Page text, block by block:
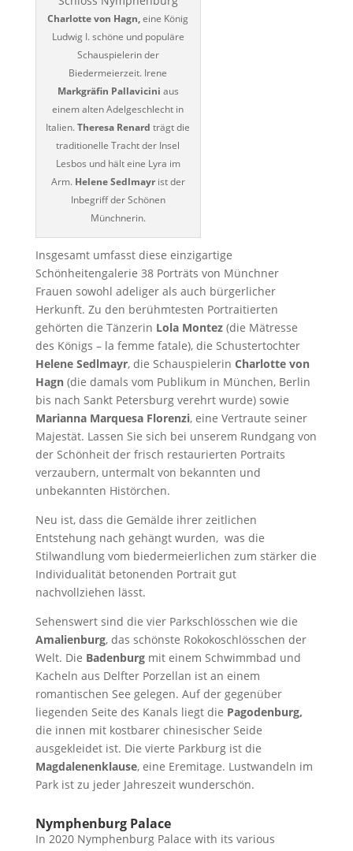
Charlotte von Hagn,eine König
Ludwig I. schöne und populäre
Schauspielerin der
Biedermeierzeit. Irene
Markgräfin Pallavicini aus
einem alten Adelgeschlecht in
Italien.Theresa Renard trägt die
traditionelle Tracht der Insel
Lesbos und hält eine Lyra im
Arm. Helene Sedlmayr ist der
Inbegriff der Schönen
Münchnerin.
Insgesamt umfasst diese einzigartige
Schönheitengalerie 38 Porträts von Münchner
Frauen sowohl adeliger als auch bürgerlicher
Herkunft. Zu den berühmtesten Portraitierten
gehörten die Tänzerin Lola Montez(die Mätresse
des Königs – la femme fatale), die Schustertochter
Helene Sedlmayr, die Schauspielerin Charlotte von
Hagn(die damals vom Publikum in München, Berlin
bis nach Sankt Petersburg verehrt wurde) sowie
Marianna Marquesa Florenzi, eine Vertraute seiner
Majestät. Lassen Sie sich bei unserem Rundgang von
der Schönheit der frisch restaurierten Portraits
verzaubern, untermalt von bekannten und
unbekannten Histörchen.
Neu ist, dass die Gemälde ihrer zeitlichen
Entstehung nach gehängt wurden, was die
Stilwandlung vom biedermeierlichen zum stärker die
Individualität betonenden Portrait gut
nachvollziehen lässt.
Sehenswert sind die vier Parkschlösschen wie die
Amalienburg, das schönste Rokokoschlösschen der
Welt. Die Badenburgmit einem Schwimmbad und
Kacheln aus Delfter Porzellan ist an einem
romantischen See gelegen. Auf der gegenüber
liegenden Seite des Kanals liegt die Pagodenburg,
die innen mit kostbarer chinesischer Seide
ausgekleidet ist. Die vierte Parkburg ist die
Magdalenenklause, eine Eremitage. Lustwandeln im
Park ist zu jeder Jahreszeit wunderschön.
Nymphenburg Palace
In 2020 Nymphenburg Palace with its various